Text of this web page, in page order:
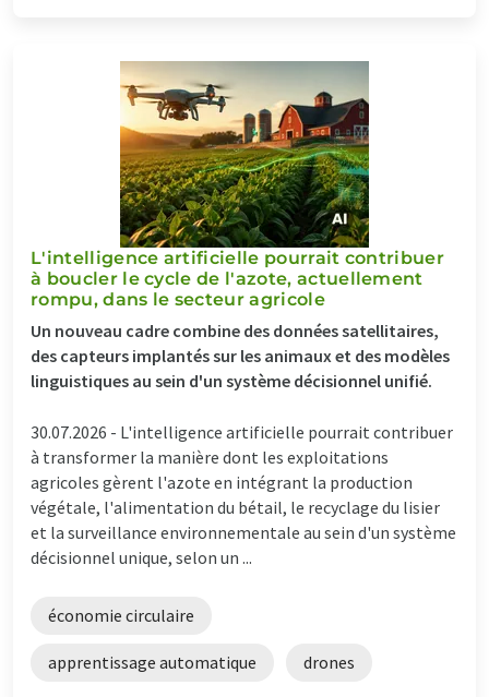
L'intelligence artificielle pourrait contribuer
à boucler le cycle de l'azote, actuellement
rompu, dans le secteur agricole
Un nouveau cadre combine des données satellitaires,
des capteurs implantés sur les animaux et des modèles
linguistiques au sein d'un système décisionnel unifié.
30.07.2026 - L'intelligence artificielle pourrait contribuer
à transformer la manière dont les exploitations
agricoles gèrent l'azote en intégrant la production
végétale, l'alimentation du bétail, le recyclage du lisier
et la surveillance environnementale au sein d'un système
décisionnel unique, selon un ...
économie circulaire
apprentissage automatique drones